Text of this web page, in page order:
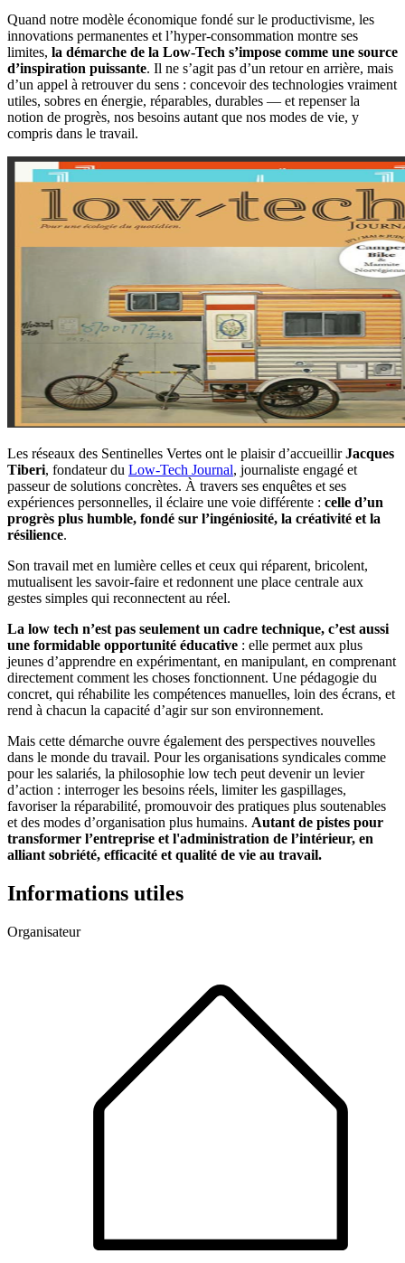
Quand notre modèle économique fondé sur le productivisme, les
innovations permanentes et l’hyper-consommation montre ses
limites, la démarche de la Low-Tech s’impose comme une source
d’inspiration puissante. Il ne s’agit pas d’un retour en arrière, mais
d’un appel à retrouver du sens : concevoir des technologies vraiment
utiles, sobres en énergie, réparables, durables — et repenser la
notion de progrès, nos besoins autant que nos modes de vie, y
compris dans le travail.
Les réseaux des Sentinelles Vertes ont le plaisir d’accueillirJacques
Tiberi, fondateur du Low-Tech Journal, journaliste engagé et
passeur de solutions concrètes. À travers ses enquêtes et ses
expériences personnelles, il éclaire une voie différente : celle d’un
progrès plus humble, fondé sur l’ingéniosité, la créativité et la
résilience.
Son travail met en lumière celles et ceux qui réparent, bricolent,
mutualisent les savoir-faire et redonnent une place centrale aux
gestes simples qui reconnectent au réel.
La low tech n’est pas seulement un cadre technique, c’est aussi
une formidable opportunité éducative : elle permet aux plus
jeunes d’apprendre en expérimentant, en manipulant, en comprenant
directement comment les choses fonctionnent. Une pédagogie du
concret, qui réhabilite les compétences manuelles, loin des écrans, et
rend à chacun la capacité d’agir sur son environnement.
Mais cette démarche ouvre également des perspectives nouvelles
dans le monde du travail. Pour les organisations syndicales comme
pour les salariés, la philosophie low tech peut devenir un levier
d’action : interroger les besoins réels, limiter les gaspillages,
favoriser la réparabilité, promouvoir des pratiques plus soutenables
et des modes d’organisation plus humains. Autant de pistes pour
transformer l’entreprise et l'administration de l’intérieur, en
alliant sobriété, efficacité et qualité de vie au travail.
Informations utiles
Organisateur